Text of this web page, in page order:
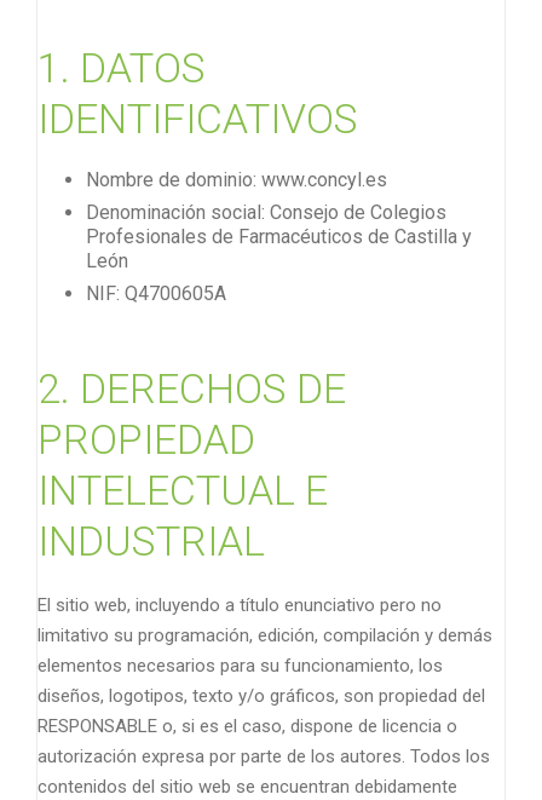
1. DATOS
IDENTIFICATIVOS
Nombre de dominio: www.concyl.es
Denominación social: Consejo de Colegios
Profesionales de Farmacéuticos de Castilla y
León
NIF: Q4700605A
2. DERECHOS DE
PROPIEDAD
INTELECTUAL E
INDUSTRIAL
El sitio web, incluyendo a título enunciativo pero no
limitativo su programación, edición, compilación y demás
elementos necesarios para su funcionamiento, los
diseños, logotipos, texto y/o gráficos, son propiedad del
RESPONSABLE o, si es el caso, dispone de licencia o
autorización expresa por parte de los autores. Todos los
contenidos del sitio web se encuentran debidamente